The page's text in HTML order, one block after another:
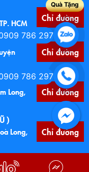
HCM Chỉ đường
Chỉ đường
Long,
Chỉ đường
)
Long,
Chỉ đường
Chỉ đường
Quà Tặng
786 297
786 297